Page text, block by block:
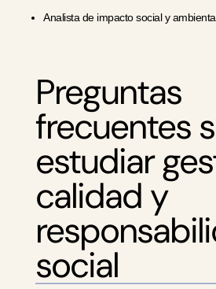
Analista de impacto social y
Preguntas
frecuentes
estudiar
calidad y
social